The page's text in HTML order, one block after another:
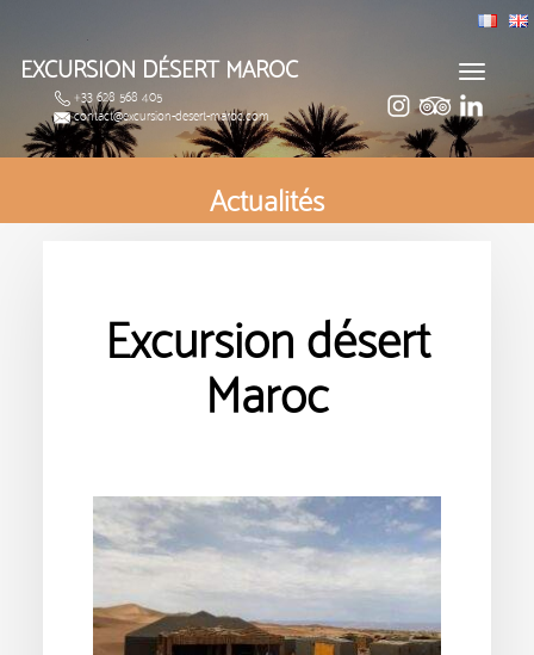
EXCURSION DÉSERT MAROC
+33 628 568 405
contact@excursion-desert-maroc.com
Toggle
Actualités
Excursion désert
Maroc